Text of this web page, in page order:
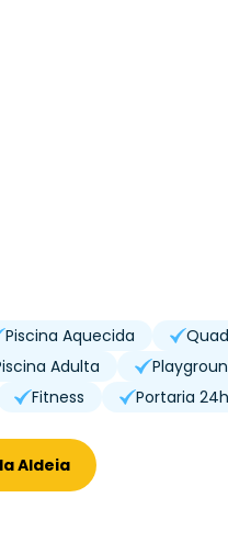
Piscina Aquecida
Adulta
Fitness Portaria
Aldeia